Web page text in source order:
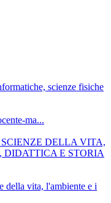
scienze fisiche
ma...
SCIENZE DELLA VITA,
E STORIA
della vita, l'ambiente e i